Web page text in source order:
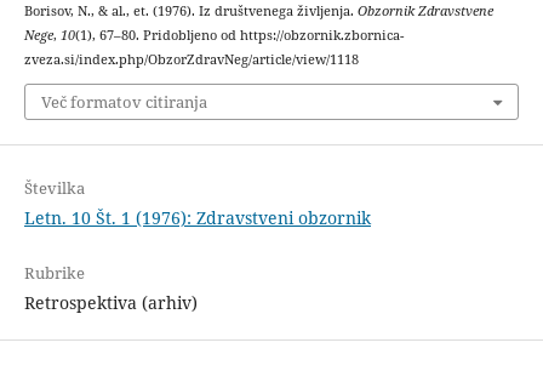
Borisov, N., & al., et. (1976). Iz društvenega življenja. Obzornik Zdravstvene
Nege, 10(1), 67–80. Pridobljeno od https://obzornik.zbornica-
zveza.si/index.php/ObzorZdravNeg/article/view/1118
Več formatov citiranja
Številka
Letn. 10 Št. 1 (1976): Zdravstveni obzornik
Rubrike
Retrospektiva (arhiv)